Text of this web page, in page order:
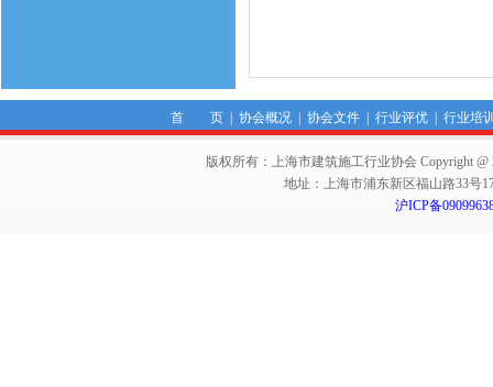
首 页| 协会概况| 协会文件| 行业评优| 行业培
版权所有：上海市建筑施工行业协会 Copyright @
地址：上海市浦东新区福山路33号
沪ICP备